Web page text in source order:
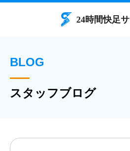
BLOG
スタッフブログ